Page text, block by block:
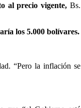
al precio vigente, Bs.
los 5.000 bolívares.
“Pero la inflación se